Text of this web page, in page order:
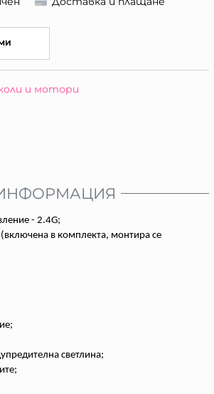
и мотори
- 2.4G;
в комплекта, монтира се
светлина;